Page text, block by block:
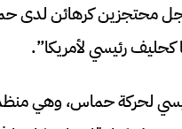
طفل وامرأة ورجل محتجزين
كحليف رئيسي لأمريكا”.
لحركة حماس، وهي